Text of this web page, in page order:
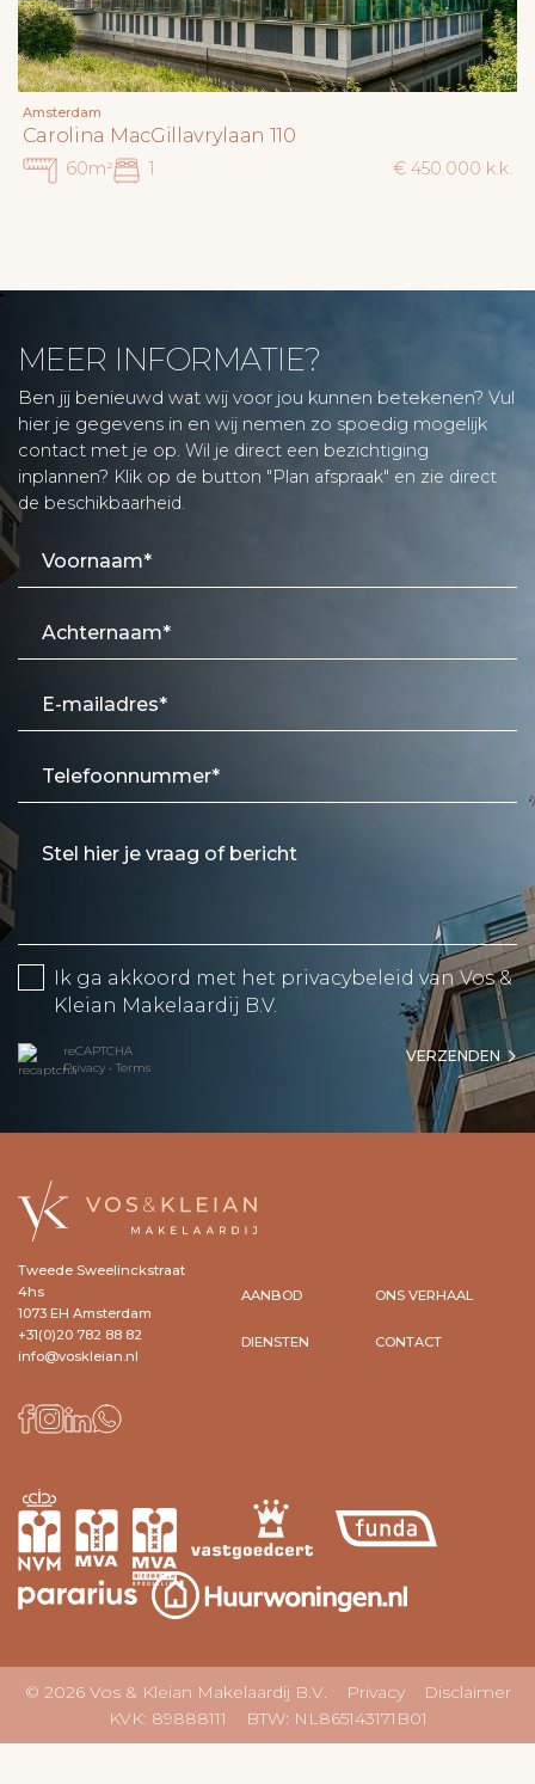
Amsterdam
Carolina MacGillavrylaan 110
60m² 1 € 450.000 k.k.
MEER INFORMATIE?
Ben jij benieuwd wat wij voor jou kunnen betekenen? Vul
hier je gegevens in en wij nemen zo spoedig mogelijk
contact met je op. Wil je direct een bezichtiging
inplannen? Klik op de button "Plan afspraak" en zie direct
de beschikbaarheid.
Ik ga akkoord met het privacybeleid van Vos &
Kleian Makelaardij B.V.
reCAPTCHA
Privacy • Terms
VERZENDEN
Tweede Sweelinckstraat
4hs
1073 EH Amsterdam
+31(0)20 782 88 82
info@voskleian.nl
AANBOD
DIENSTEN
ONS VERHAAL
CONTACT
© 2026 Vos & Kleian Makelaardij B.V. Privacy
Disclaimer
KVK: 89888111 BTW: NL865143171B01